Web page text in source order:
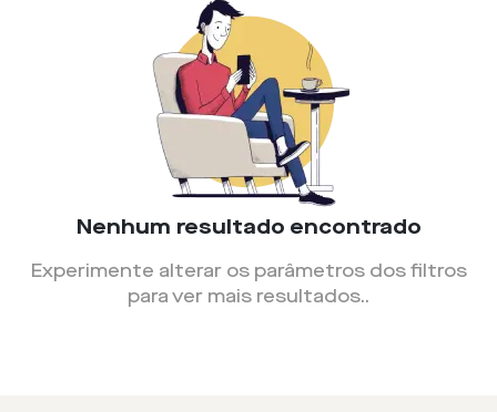
Nenhum resultado encontrado
Experimente alterar os parâmetros dos filtros
para ver mais resultados..